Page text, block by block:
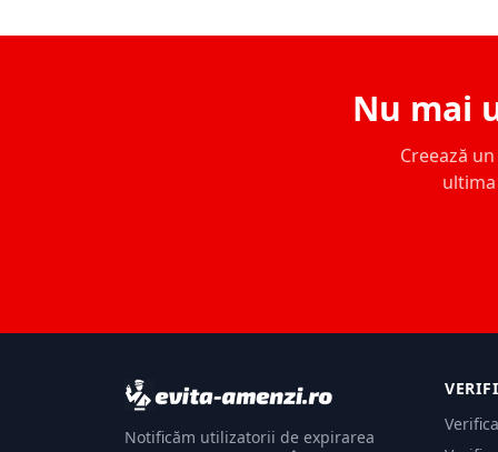
Nu mai
Creează
ultima
Notificăm utilizatorii de expirarea